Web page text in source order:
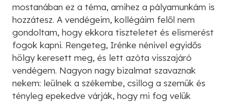
mostanában ez a téma, amihez a pályamunkám is
hozzátesz. A vendégeim, kollégáim felől nem
gondoltam, hogy ekkora tiszteletet és elismerést
fogok kapni. Rengeteg, Irénke nénivel egyidős
hölgy keresett meg, és lett azóta visszajáró
vendégem. Nagyon nagy bizalmat szavaznak
nekem: leülnek a székembe, csillog a szemük és
tényleg epekedve várják, hogy mi fog velük